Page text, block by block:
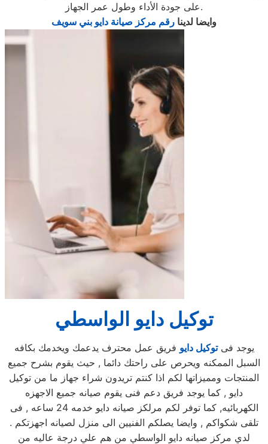
على جودة الأداء وطول عمر الجهاز.
وايضا لدينا رقم مركز صيانة دايو بني سويف
توكيل دايو الواسطي
يوجد فىتوكيل دايو فريق عمل محترف يدعمك ويخدمك بكافه
السبل الممكنه ويحرص على راحتك دائما , حيث يقوم بشرح جميع
المنتجات ومميزاتها لكم اذا كنتم تريدون شراء جهاز ما من توكيل
دايو , كما يوجد فريق دعم فنى يقوم صيانه جميع الاجهزه
الكهربائيه, كما توفر لكم مرلكز صيانه دايو خدمه 24 ساعه , فى
تلقى شكواكم , وايضا يصلكم الفنيين الى منزل لصيانه اجهزتكم .
لدي مركز صيانه دايو الواسطي من هم علي درجة عاليه من